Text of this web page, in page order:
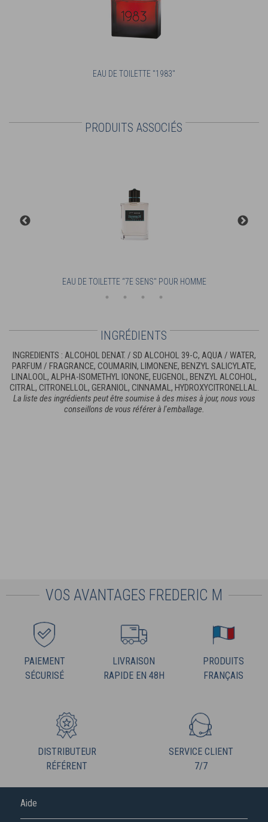
EAU DE TOILETTE "1983"
PRODUITS ASSOCIÉS
EAU DE TOILETTE “7E SENS" POUR HOMME
INGRÉDIENTS
INGREDIENTS : ALCOHOL DENAT. / SD ALCOHOL 39-C, AQUA / WATER,
PARFUM / FRAGRANCE, COUMARIN, LIMONENE, BENZYL SALICYLATE,
LINALOOL, ALPHA-ISOMETHYL IONONE, EUGENOL, BENZYL ALCOHOL,
CITRAL, CITRONELLOL, GERANIOL, CINNAMAL, HYDROXYCITRONELLAL.
La liste des ingrédients peut être soumise à des mises à jour, nous vous
conseillons de vous référer à l'emballage.
VOS AVANTAGES FREDERIC M
PAIEMENT
SÉCURISÉ
LIVRAISON
RAPIDE EN 48H
PRODUITS
FRANÇAIS
DISTRIBUTEUR
RÉFÉRENT
SERVICE CLIENT
7/7
Aide